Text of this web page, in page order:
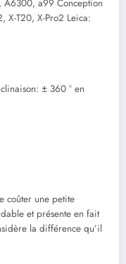
A6300, a99 Conception
X-T20, X-Pro2 Leica:
± 360 ° en
coûter une petite
et présente en fait
la différence qu’il